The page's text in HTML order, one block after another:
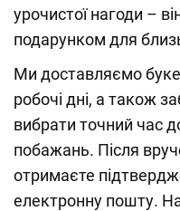
урочистої нагоди –
подарунком для
Ми доставляємо
робочі дні, а також
вибрати точний час
побажань. Після
отримаєте
електронну пошту.